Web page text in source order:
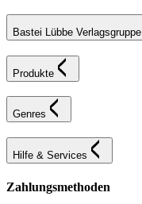
Bastei Lübbe Verlagsgruppe
Produkte
Genres
Hilfe & Services
Zahlungsmethoden